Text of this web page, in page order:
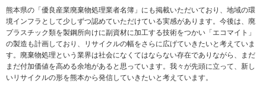
熊本県の「優良産業廃棄物処理業者名簿」にも掲載いただいており、地域の環
境インフラとして少しずつ認めていただけている実感があります。今後は、廃
プラスチック類を製鋼所向けに副資材に加工する技術をつかい「エコマイト」
の製造も計画しており、リサイクルの幅をさらに広げていきたいと考えていま
す。廃棄物処理という業界は社会になくてはならない存在でありながら、まだ
まだ付加価値を高める余地があると思っています。我々が先頭に立って、新し
いリサイクルの形を熊本から発信していきたいと考えています。